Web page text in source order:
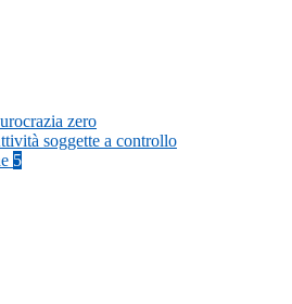
zero
soggette a controllo
5